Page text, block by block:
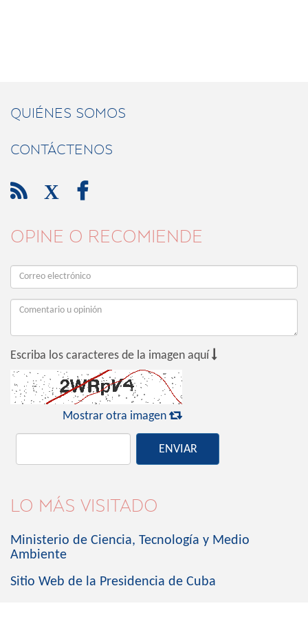
QUIÉNES SOMOS
CONTÁCTENOS
 X 
OPINE O RECOMIENDE
Escriba los caracteres de la imagen aquí 
Mostrar otra imagen 
ENVIAR
LO MÁS VISITADO
Ministerio de Ciencia, Tecnología y Medio
Ambiente
Sitio Web de la Presidencia de Cuba